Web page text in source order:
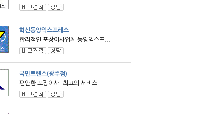
혁신동양익스프레스
합리적인 포장이사업체 동양익스프...
국민트랜스(광주점)
편안한 포장이사. 최고의 서비스